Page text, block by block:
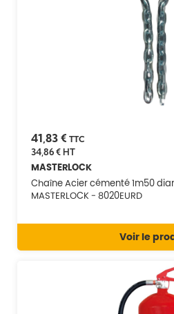
41,83 € TTC
34,86 €HT
MASTERLOCK
Chaîne Acier cémenté 1m50
MASTERLOCK - 8020EURD
Voir le